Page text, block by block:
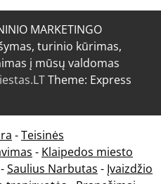
MARKETINGO
turinio kūrimas,
į mūsų valdomas
Theme: Express
-Teisinės
- Klaipedos miesto
-Saulius Narbutas - Įvaizdžio